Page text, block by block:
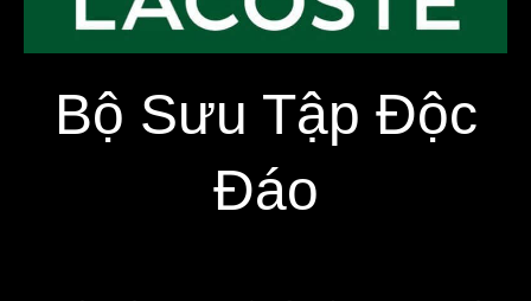
Bộ Sưu Tập Độc
Đáo